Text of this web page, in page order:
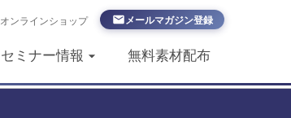
オンラインショップ メールマガジン登録
セミナー情報 無料素材配布